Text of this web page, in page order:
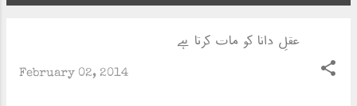
عقلِ دانا کو مات کرتا ہے
February 02, 2014